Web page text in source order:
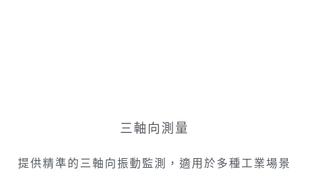
三軸向測量
提供精準的三軸向振動監測，適用於多種工業場景